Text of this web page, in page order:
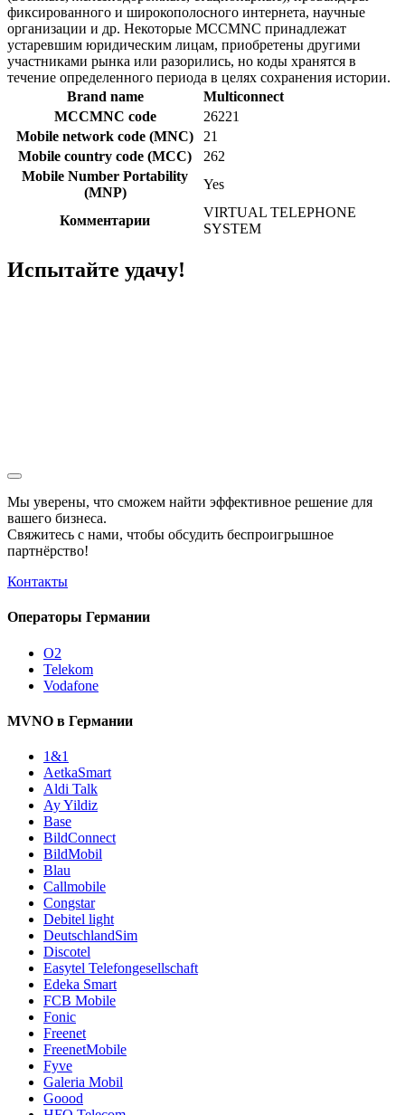
фиксированного и широкополосного интернета, научные
организации и др. Некоторые MCCMNC принадлежат
устаревшим юридическим лицам, приобретены другими
участниками рынка или разорились, но коды хранятся в
течение определенного периода в целях сохранения истории.
Brand name
Multiconnect
MCCMNC code
26221
Mobile network code (MNC)
21
Mobile country code (MCC)
262
Mobile Number Portability
(MNP)
Yes
Комментарии
VIRTUAL TELEPHONE
SYSTEM
Испытайте удачу!
Мы уверены, что сможем найти эффективное решение для
вашего бизнеса.
Свяжитесь с нами, чтобы обсудить беспроигрышное
партнёрство!
Контакты
Операторы Германии
O2
Telekom
Vodafone
MVNO в Германии
1&1
AetkaSmart
Aldi Talk
Ay Yildiz
Base
BildConnect
BildMobil
Blau
Callmobile
Congstar
Debitel light
DeutschlandSim
Discotel
Easytel Telefongesellschaft
Edeka Smart
FCB Mobile
Fonic
Freenet
FreenetMobile
Fyve
Galeria Mobil
Goood